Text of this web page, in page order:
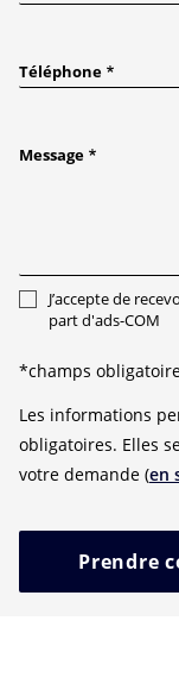
Téléphone
Message
J’accepte de
part d'ads-COM
*champs
Les informations
obligatoires. Elles
votre demande (en
Prendre